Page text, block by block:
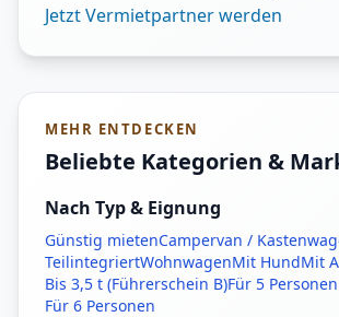
Jetzt Vermietpartner werden
MEHR ENTDECKEN
Beliebte Kategorien &
Nach Typ & Eignung
Günstig mietenCampervan /
TeilintegriertWohnwagenMit HundMit
Bis 3,5 t (Führerschein B)Für 5 Personen
Für 6 Personen